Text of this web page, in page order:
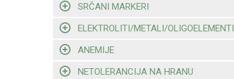
SRČANI MARKERI
ELEKTROLITI/METALI/OLIGOELEMENTI
ANEMIJE
NETOLERANCIJA NA HRANU